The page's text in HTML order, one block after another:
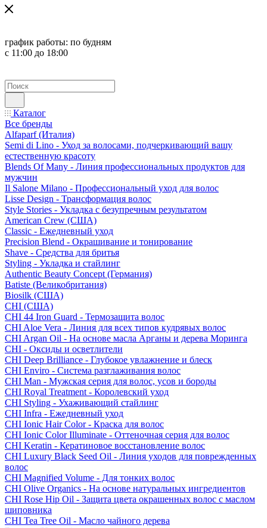
график работы: по будням
с 11:00 до 18:00
Каталог
Все бренды
Alfaparf (Италия)
Semi di Lino - Уход за волосами, подчеркивающий вашу
естественную красоту
Blends Of Many - Линия профессиональных продуктов для
мужчин
Il Salone Milano - Профессиональный уход для волос
Lisse Design - Трансформация волос
Style Stories - Укладка с безупречным результатом
American Crew (США)
Classic - Ежедневный уход
Precision Blend - Окрашивание и тонирование
Shave - Средства для бритья
Styling - Укладка и стайлинг
Authentic Beauty Concept (Германия)
Batiste (Великобритания)
Biosilk (США)
CHI (США)
CHI 44 Iron Guard - Термозащита волос
CHI Aloe Vera - Линия для всех типов кудрявых волос
CHI Argan Oil - На основе масла Арганы и дерева Моринга
CHI - Оксиды и осветлители
CHI Deep Brilliance - Глубокое увлажнение и блеск
CHI Enviro - Система разглаживания волос
CHI Man - Мужская серия для волос, усов и бороды
CHI Royal Treatment - Королевский уход
CHI Styling - Ухаживающий стайлинг
CHI Infra - Ежедневный уход
CHI Ionic Hair Color - Краска для волос
CHI Ionic Color Illuminate - Оттеночная серия для волос
CHI Keratin - Кератиновое восстановление волос
CHI Luxury Black Seed Oil - Линия уходов для поврежденных
волос
CHI Magnified Volume - Для тонких волос
CHI Olive Organics - На основе натуральных ингредиентов
CHI Rose Hip Oil - Защита цвета окрашенных волос с маслом
шиповника
CHI Tea Tree Oil - Масло чайного дерева